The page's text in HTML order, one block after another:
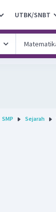
UTBK/SNBT
SMP Sejarah